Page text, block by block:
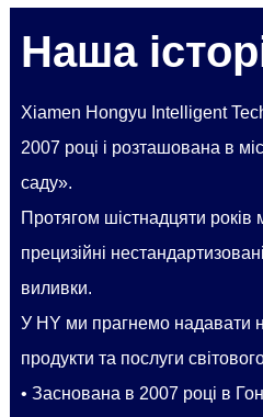
Наша
Xiamen Hongyu Intelligent
2007 році і розташована в
саду».
Протягом шістнадцяти
прецизійні
виливки.
У HY ми прагнемо надавати
продукти та послуги
• Заснована в 2007 році в